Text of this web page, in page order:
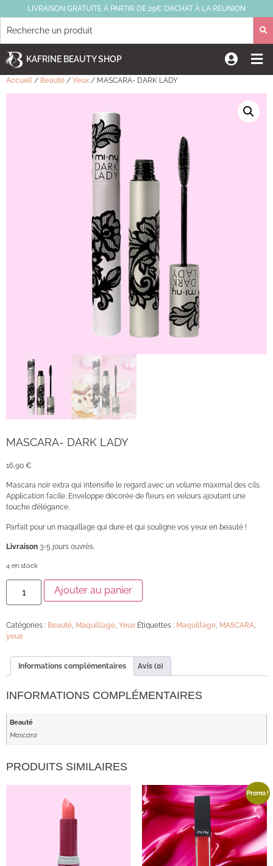
LIVRAISON GRATUITE À PARTIR DE 29€ D’ACHAT À LA REUNION
KAFRINE BEAUTY SHOP
Accueil / Beauté / Yeux / MASCARA- DARK LADY
MASCARA- DARK LADY
16,90 €
Mascara noir extra qui intensifie le regard avec un volume maximal des cils.
Application facile. Enveloppe décorée de fleurs en velours ajoutant une
touche d’élégance.
Parfait pour un maquillage qui dure et qui souligne vos yeux en beauté !
Livraison 3-5 jours ouvrés.
4 en stock
Ajouter au panier
Catégories : Beauté, Maquillage, Yeux Étiquettes : Maquillage, MASCARA,
yeux
Informations complémentaires Avis (0)
INFORMATIONS COMPLÉMENTAIRES
Beauté
Mascara
PRODUITS SIMILAIRES
Promo !